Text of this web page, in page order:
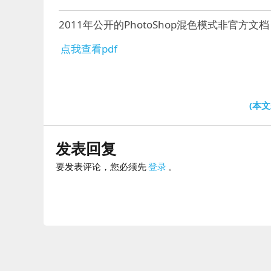
2011年公开的PhotoShop混色模式非官方文档
点我查看pdf
(本
发表回复
要发表评论，您必须先登录 。